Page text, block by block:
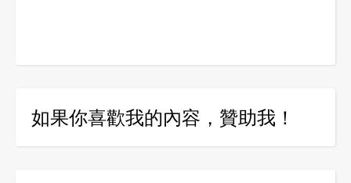
如果你喜歡我的內容，贊助我！